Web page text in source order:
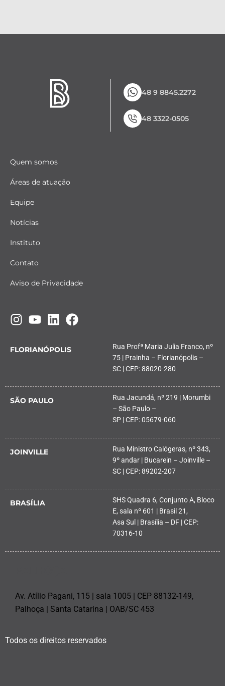
48 9 8845.2272
48 3322-0505
Quem somos
Áreas de atuação
Equipe
Notícias
Instituto
Contato
Aviso de Privacidade
FLORIANÓPOLIS
Rua Profª Maria Julia Franco, nº
75 | Prainha – Florianópolis –
SC | CEP: 88020-280
SÃO PAULO
Rua Jacundá, nº 219 | Morumbi
– São Paulo –
SP | CEP: 05679-060
JOINVILLE
Rua Ministro Calógeras, nº 343,
9º andar | Bucarein – Joinville –
SC | CEP: 89202-207
BRASÍLIA
SHS Quadra 6, Conjunto A, Bloco
E, sala nº 601 | Brasil 21,
Asa Sul | Brasília – DF | CEP:
70316-10
Av. Atílio Pagani, 115 | sala 1005 | CEP 88132-149,
Palhoça | Santa Catarina | OAB/SC 453
Todos os direitos reservados